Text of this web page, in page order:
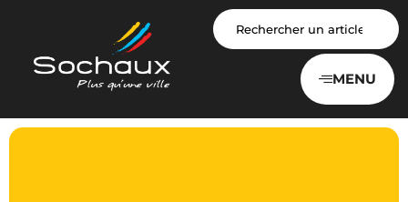
MENU
Panneau de gestion des cookies